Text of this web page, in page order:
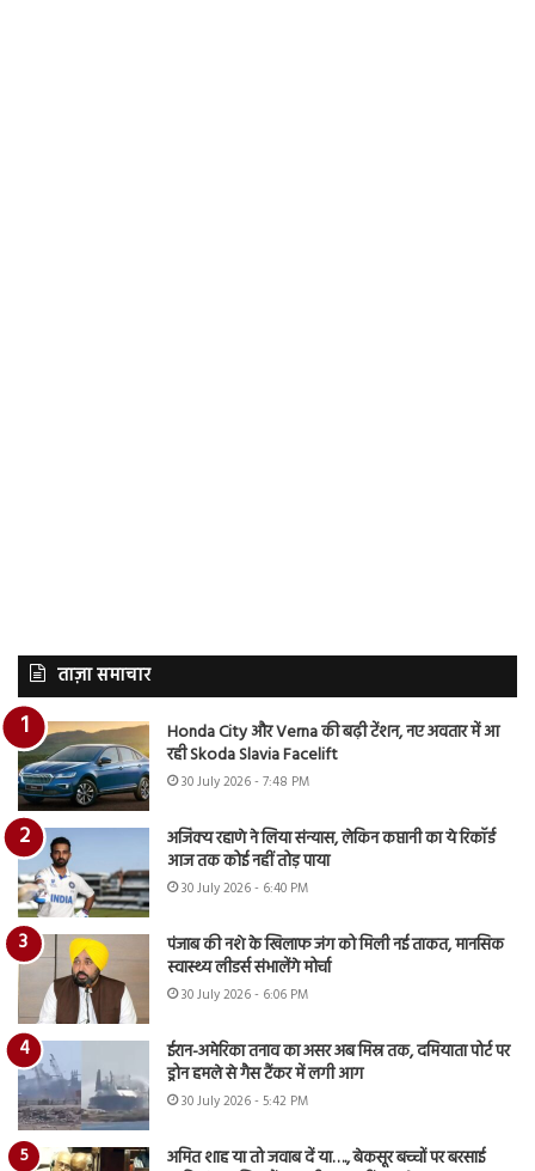
ताज़ा समाचार
Honda City और Verna की बढ़ी टेंशन, नए अवतार में आ
रही Skoda Slavia Facelift
30 July 2026 - 7:48 PM
अजिंक्य रहाणे ने लिया संन्यास, लेकिन कप्तानी का ये रिकॉर्ड
आज तक कोई नहीं तोड़ पाया
30 July 2026 - 6:40 PM
पंजाब की नशे के खिलाफ जंग को मिली नई ताकत, मानसिक
स्वास्थ्य लीडर्स संभालेंगे मोर्चा
30 July 2026 - 6:06 PM
ईरान-अमेरिका तनाव का असर अब मिस्र तक, दमियाता पोर्ट पर
ड्रोन हमले से गैस टैंकर में लगी आग
30 July 2026 - 5:42 PM
अमित शाह या तो जवाब दें या…., बेकसूर बच्चों पर बरसाई